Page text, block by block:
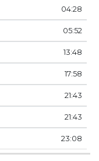
04:28
05:52
13:48
17:58
21:43
21:43
23:08